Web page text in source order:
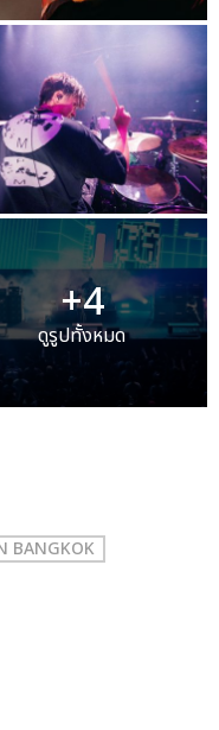
+4
ดูรูปทั้งหมด
BANGKOK